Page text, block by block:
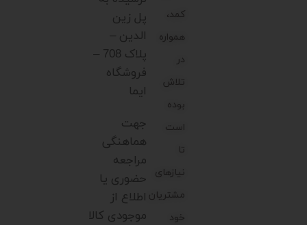
کمد،
همواره
در
تلاش
بوده
است
تا
نیازهای
مشتریان
خود
پل زین
الدین –
پلاک 708 –
فروشگاه
ایما
جهت
هماهنگی
مراجعه
حضوری یا
اطلاع از
موجودی کالا